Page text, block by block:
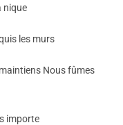
nique
les murs
Nous fûmes
importe